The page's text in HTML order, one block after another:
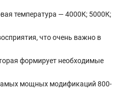
температура — 4000К; 5000К;
что очень важно в
формирует необходимые
мощных модификаций 800-